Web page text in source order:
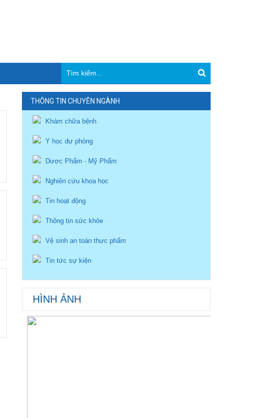
THÔNG TIN CHUYÊN NGÀNH
Khám chữa bệnh
Y học dự phòng
Dược Phẩm - Mỹ Phẩm
Nghiên cứu khoa học
Tin hoạt động
Thông tin sức khỏe
Vệ sinh an toàn thực phẩm
Tin tức sự kiện
HÌNH ẢNH